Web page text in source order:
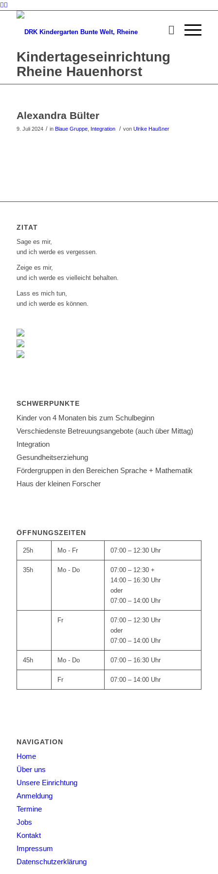
Kindertageseinrichtung
Rheine Hauenhorst
Alexandra Bülter
9. Juli 2024 / in Blaue Gruppe, Integration / von Ulrike Haußner
ZITAT
Sage es mir,
und ich werde es vergessen.
Zeige es mir,
und ich werde es vielleicht behalten.
Lass es mich tun,
und ich werde es können.
SCHWERPUNKTE
Kinder von 4 Monaten bis zum Schulbeginn
Verschiedenste Betreuungsangebote (auch über Mittag)
Integration
Gesundheitserziehung
Fördergruppen in den Bereichen Sprache + Mathematik
Haus der kleinen Forscher
ÖFFNUNGSZEITEN
25h Mo - Fr 07:00 – 12:30 Uhr
35h Mo - Do
07:00 – 12:30 +
14:00 – 16:30 Uhr
oder
07:00 – 14:00 Uhr
Fr
07:00 – 12:30 Uhr
oder
07:00 – 14:00 Uhr
45h Mo - Do 07:00 – 16:30 Uhr
Fr 07:00 – 14:00 Uhr
NAVIGATION
Home
Über uns
Unsere Einrichtung
Anmeldung
Termine
Jobs
Kontakt
Impressum
Datenschutzerklärung